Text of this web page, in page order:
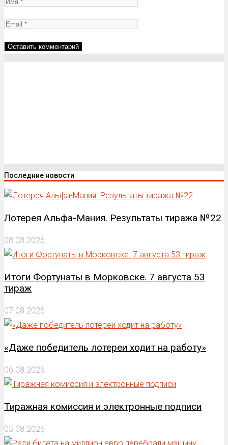
Последние новости
Лотерея Альфа-Мания. Результаты тиража №22
08.08.2026
Итоги Фортунаты в Морковске. 7 августа 53
тираж
07.08.2026
«Даже победитель лотереи ходит на работу»
06.08.2026
Тиражная комиссия и электронные подписи
05.08.2026